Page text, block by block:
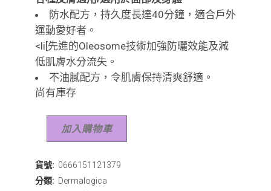
防水配方，持久度長達40分鐘，適合戶外
運動愛好者。
<li[先進的Oleosome技術加強防曬效能及減
低肌膚水分流失。
不油膩配方，令肌膚保持清爽舒適。
尚有庫存
加入購物車
貨號: 0666151121379
分類: Dermalogica